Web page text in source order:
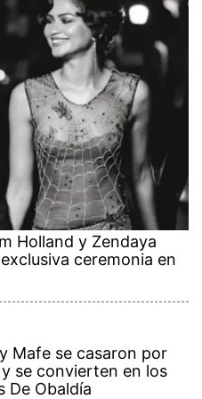
Holland y Zendaya
ceremonia en
Mafe se casaron por
se convierten en los
De Obaldía